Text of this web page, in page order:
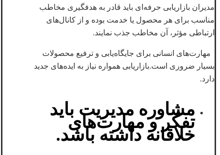
مدیران بازاریابی حرفه‌ای باید قادر به هدفگیری مخاطب
مناسب برای هر محصول یا خدمت بوده و از کانال‌های
ارتباطی مؤثر، آن مخاطب جذب نمایند.
مهارت‌های انسانی برای جایگاه‌یابی و ترفیع محصولات
بسیار ضروری است.بازاریابی همواره نیاز به ایده‌های جدید
دارد.
مشاوره مدیریت باید
تفکر و مهارت‌های
خلاقانه داشته باشد.